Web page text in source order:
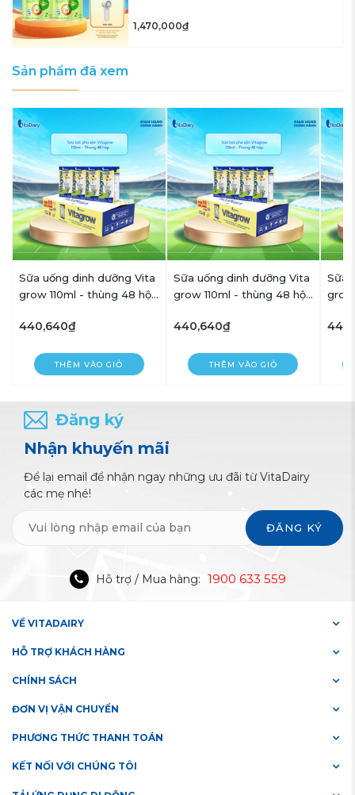
1,470,000₫
Sản phẩm đã xem
Sữa uống dinh dưỡng Vita
grow 110ml - thùng 48 hộp
440,640₫
THÊM VÀO GIỎ
Sữa uống dinh dưỡng Vita
grow 110ml - thùng 48 hộp
440,640₫
THÊM VÀO GIỎ
Sữa
Đăng ký
Nhận khuyến mãi
Để lại email để nhận ngay những ưu đãi từ VitaDairy
các mẹ nhé!
ĐĂNG KÝ
Hỗ trợ / Mua hàng: 1900 633 559
VỀ VITADAIRY
HỖ TRỢ KHÁCH HÀNG
CHÍNH SÁCH
ĐƠN VỊ VẬN CHUYỂN
PHƯƠNG THỨC THANH TOÁN
KẾT NỐI VỚI CHÚNG TÔI